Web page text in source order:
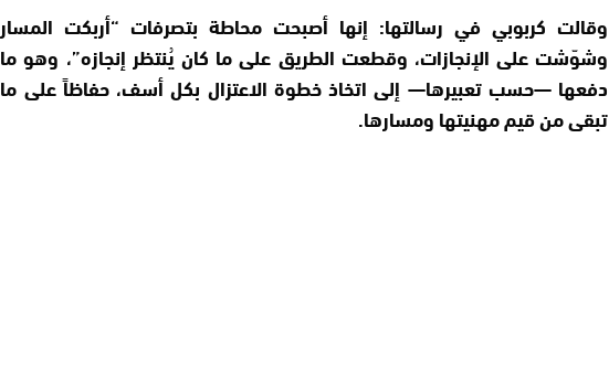
وقالت كربوبي في رسالتها: إنها أصبحت محاطة بتصرفات “أربكت المسار
وشوّشت على الإنجازات، وقطعت الطريق على ما كان يُنتظر إنجازه”، وهو ما
دفعها —حسب تعبيرها— إلى اتخاذ خطوة الاعتزال بكل أسف، حفاظاً على ما
تبقى من قيم مهنيتها ومسارها.